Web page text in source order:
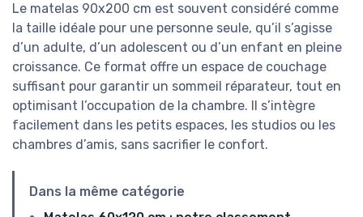
Le matelas 90x200 cm est souvent considéré comme
la taille idéale pour une personne seule, qu’il s’agisse
d’un adulte, d’un adolescent ou d’un enfant en pleine
croissance. Ce format offre un espace de couchage
suffisant pour garantir un sommeil réparateur, tout en
optimisant l’occupation de la chambre. Il s’intègre
facilement dans les petits espaces, les studios ou les
chambres d’amis, sans sacrifier le confort.
Dans la même catégorie